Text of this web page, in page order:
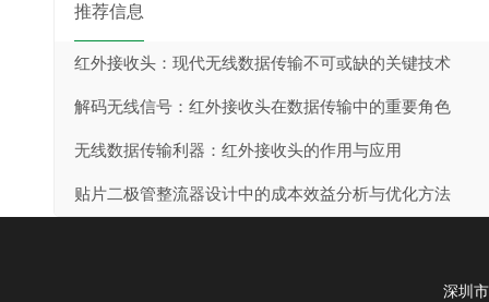
推荐信息
红外接收头：现代无线数据传输不可或缺的关键技术
解码无线信号：红外接收头在数据传输中的重要角色
无线数据传输利器：红外接收头的作用与应用
贴片二极管整流器设计中的成本效益分析与优化方法
深圳